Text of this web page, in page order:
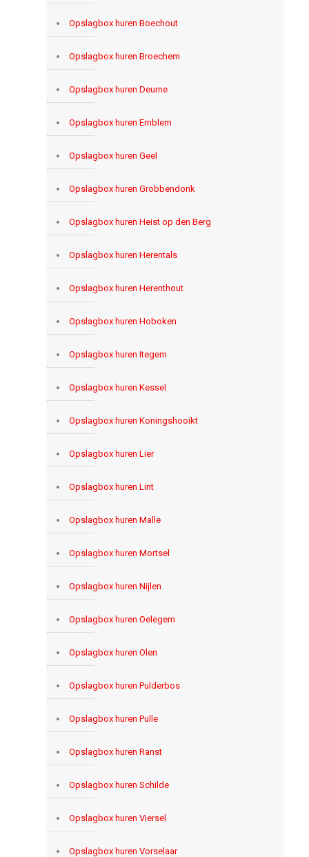
Opslagbox huren Boechout
Opslagbox huren Broechem
Opslagbox huren Deurne
Opslagbox huren Emblem
Opslagbox huren Geel
Opslagbox huren Grobbendonk
Opslagbox huren Heist op den Berg
Opslagbox huren Herentals
Opslagbox huren Herenthout
Opslagbox huren Hoboken
Opslagbox huren Itegem
Opslagbox huren Kessel
Opslagbox huren Koningshooikt
Opslagbox huren Lier
Opslagbox huren Lint
Opslagbox huren Malle
Opslagbox huren Mortsel
Opslagbox huren Nijlen
Opslagbox huren Oelegem
Opslagbox huren Olen
Opslagbox huren Pulderbos
Opslagbox huren Pulle
Opslagbox huren Ranst
Opslagbox huren Schilde
Opslagbox huren Viersel
Opslagbox huren Vorselaar